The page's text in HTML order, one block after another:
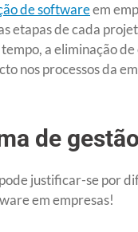
de softwareem
etapas de cada
a eliminação
nos processos da
de
pode justificar-se por
em empresas!